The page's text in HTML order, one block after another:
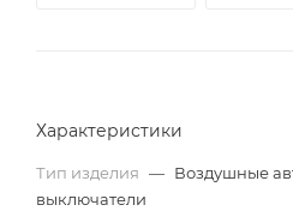
Характеристики
Тип изделия — Воздушные
выключатели